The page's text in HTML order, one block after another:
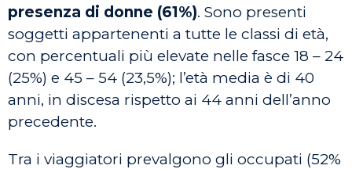
presenza di donne (61%). Sono presenti
soggetti appartenenti a tutte le classi di età,
con percentuali più elevate nelle fasce 18 – 24
(25%) e 45 – 54 (23,5%); l’età media è di 40
anni, in discesa rispetto ai 44 anni dell’anno
precedente.
Tra i viaggiatori prevalgono gli occupati (52%